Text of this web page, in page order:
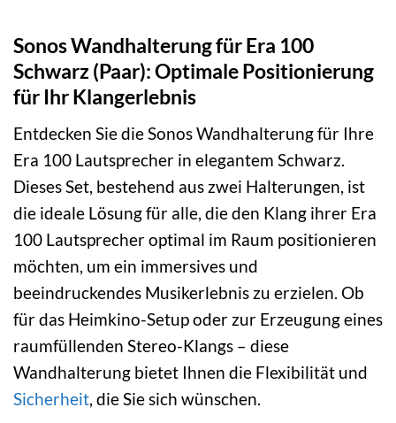
Sonos Wandhalterung für Era 100
Schwarz (Paar): Optimale Positionierung
für Ihr Klangerlebnis
Entdecken Sie die Sonos Wandhalterung für Ihre
Era 100 Lautsprecher in elegantem Schwarz.
Dieses Set, bestehend aus zwei Halterungen, ist
die ideale Lösung für alle, die den Klang ihrer Era
100 Lautsprecher optimal im Raum positionieren
möchten, um ein immersives und
beeindruckendes Musikerlebnis zu erzielen. Ob
für das Heimkino-Setup oder zur Erzeugung eines
raumfüllenden Stereo-Klangs – diese
Wandhalterung bietet Ihnen die Flexibilität und
Sicherheit, die Sie sich wünschen.